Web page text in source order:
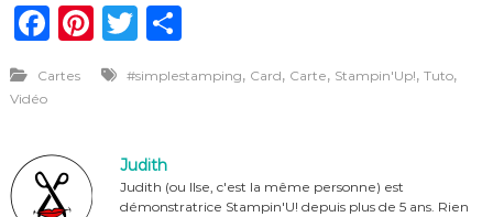
F
c
b
o
Pi
n
te
st
T
it
r
P
ta
Cartes #simplestamping, Card, Carte, Stampin'Up!, Tuto,
Vidéo
Judith
Judith (ou Ilse, c'est la même personne) est
démonstratrice Stampin'U! depuis plus de 5 ans. Rien